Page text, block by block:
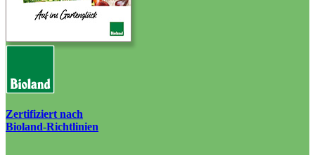
Zertifiziert nach
Bioland-Richtlinien